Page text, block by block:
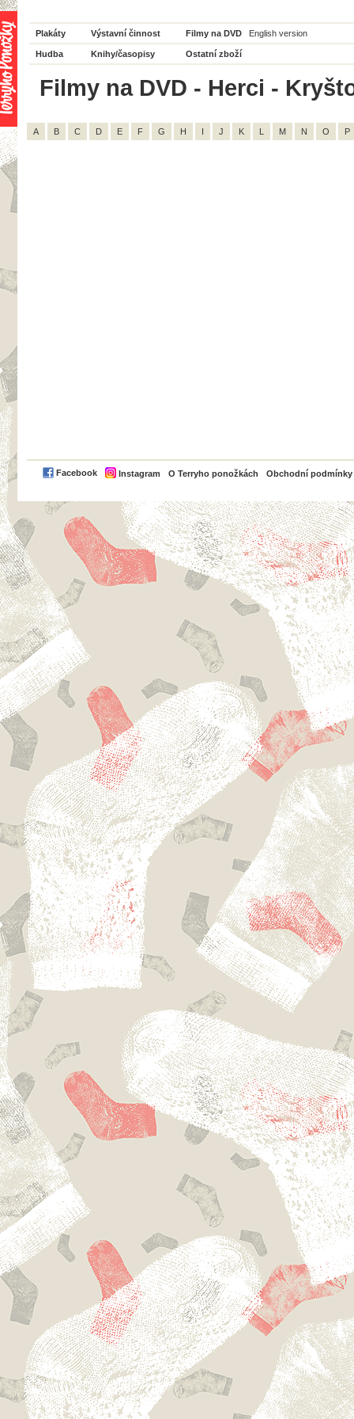
Plakáty Výstavní činnost Filmy na DVD English version
Hudba Knihy/časopisy Ostatní zboží
Filmy na DVD - Herci -
A B C D E F G H I J K L M N O P
Facebook Instagram O Terryho ponožkách Obchodní podmínky
PayPal